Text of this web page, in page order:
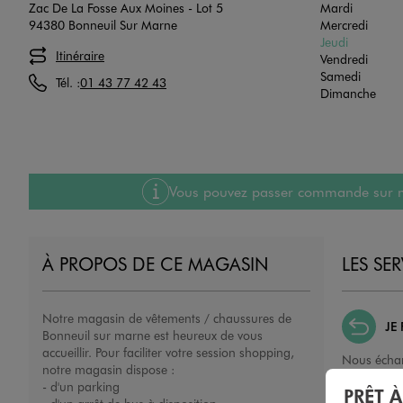
Zac De La Fosse Aux Moines - Lot 5
94380 Bonneuil Sur Marne
Itinéraire
Tél. :01 43 77 42 43
Mardi
Mercredi
Jeudi
Vendredi
Samedi
Dimanche
Vous pouvez passer commande
À PROPOS DE CE MAGASIN
Notre magasin de vêtements / chaussures de
Bonneuil sur marne est heureux de vous
accueillir. Pour faciliter votre session shopping,
notre magasin dispose :
- d'un parking
LES
JE
Nous
porté,
PRÊT